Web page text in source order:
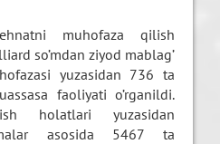
muhofaza qilish
so’mdan ziyod mablag’
yuzasidan 736 ta
faoliyati o’rganildi.
holatlari yuzasidan
asosida 5467 ta